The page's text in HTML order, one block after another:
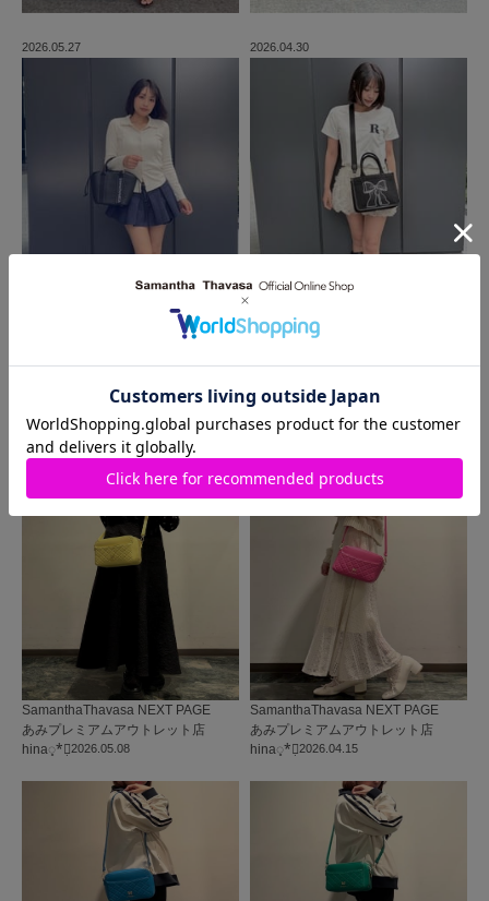
2026.05.27 2026.04.30
同じ商品を使った コーディネート
2026.05.08
SamanthaThavasa NEXT PAGE
あみプレミアムアウトレット店
hina◌̥*⃝̣
2026.04.15
SamanthaThavasa NEXT PAGE
あみプレミアムアウトレット店
hina◌̥*⃝̣